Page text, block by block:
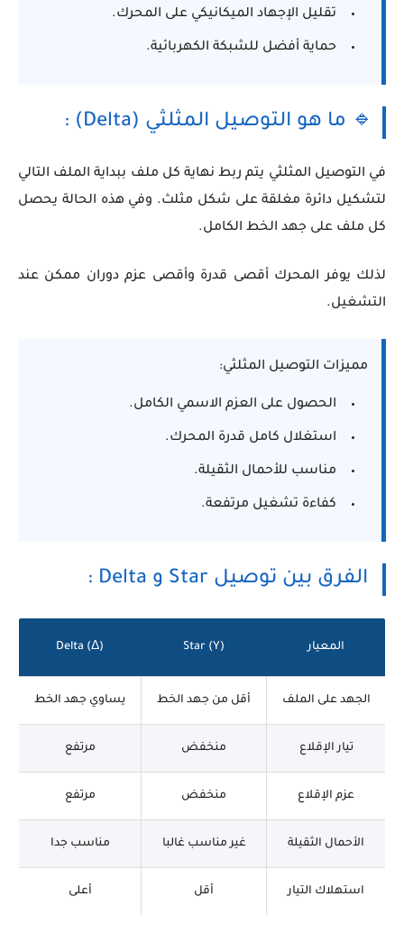
تقليل الإجهاد الميكانيكي على المحرك.
حماية أفضل للشبكة الكهربائية.
🔹 ما هو التوصيل المثلثي (Delta) :
في التوصيل المثلثي يتم ربط نهاية كل ملف ببداية الملف التالي
لتشكيل دائرة مغلقة على شكل مثلث. وفي هذه الحالة يحصل
كل ملف على جهد الخط الكامل.
لذلك يوفر المحرك أقصى قدرة وأقصى عزم دوران ممكن عند
التشغيل.
مميزات التوصيل المثلثي:
الحصول على العزم الاسمي الكامل.
استغلال كامل قدرة المحرك.
مناسب للأحمال الثقيلة.
كفاءة تشغيل مرتفعة.
الفرق بين توصيل Star و Delta :
المعيار Star (Y)
Delta (Δ)
الجهد على الملف أقل من جهد الخط يساوي جهد الخط
تيار الإقلاع منخفض مرتفع
عزم الإقلاع منخفض مرتفع
الأحمال الثقيلة غير مناسب غالبا مناسب جدا
استهلاك التيار أقل أعلى